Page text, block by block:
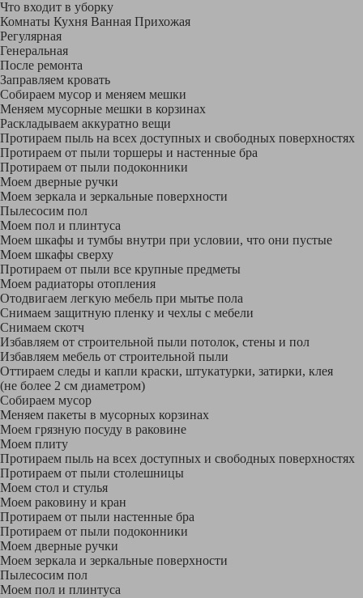
Что входит в уборку
Регу­лярная
Гене­ральная
После ремонта
Заправляем кровать
Собираем мусор и меняем мешки
Меняем мусорные мешки в корзинах
Раскладываем аккуратно вещи
Протираем пыль на всех доступных и свободных поверхностях
Протираем от пыли торшеры и настенные бра
Протираем от пыли подоконники
Моем дверные ручки
Моем зеркала и зеркальные поверхности
Пылесосим пол
Моем пол и плинтуса
Моем шкафы и тумбы внутри при условии, что они пустые
Моем шкафы сверху
Протираем от пыли все крупные предметы
Моем радиаторы отопления
Отодвигаем легкую мебель при мытье пола
Снимаем защитную пленку и чехлы с мебели
Снимаем скотч
Избавляем от строительной пыли потолок, стены и пол
Избавляем мебель от строительной пыли
Оттираем следы и капли краски, штукатурки, затирки, клея
(не более 2 см диаметром)
Собираем мусор
Меняем пакеты в мусорных корзинах
Моем грязную посуду в раковине
Моем плиту
Протираем пыль на всех доступных и свободных поверхностях
Протираем от пыли столешницы
Моем стол и стулья
Моем раковину и кран
Протираем от пыли настенные бра
Протираем от пыли подоконники
Моем дверные ручки
Моем зеркала и зеркальные поверхности
Пылесосим пол
Моем пол и плинтуса